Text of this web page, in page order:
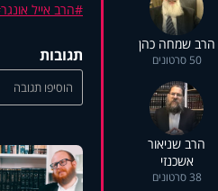
הרב שמחה כהן
50 סרטונים
הרב שניאור
אשכנזי
38 סרטונים
הרב אייל אונגר
תגובות
הוסיפו תגובה